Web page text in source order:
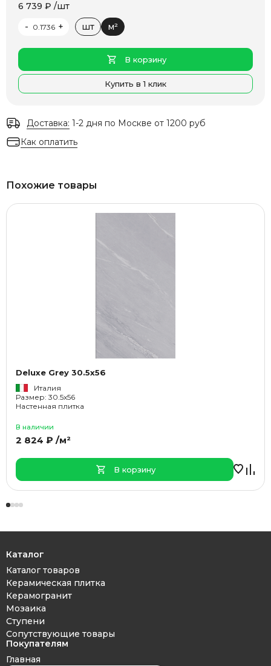
6 739 ₽ /шт
-
+ шт м²
В корзину
Купить в 1 клик
Доставка: 1-2 дня по Москве от 1200 руб
Как оплатить
Похожие товары
Deluxe Grey 30.5x56
Италия
Размер: 30.5x56
Настенная плитка
В наличии
2 824 ₽ /м²
В корзину
Каталог
Каталог товаров
Керамическая плитка
Керамогранит
Мозаика
Ступени
Сопутствующие товары
Покупателям
Главная